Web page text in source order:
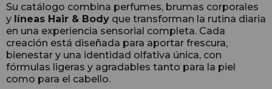
Su catálogo combina perfumes, brumas corporales
y líneas Hair & Body que transforman la rutina diaria
en una experiencia sensorial completa. Cada
creación está diseñada para aportar frescura,
bienestar y una identidad olfativa única, con
fórmulas ligeras y agradables tanto para la piel
como para el cabello.